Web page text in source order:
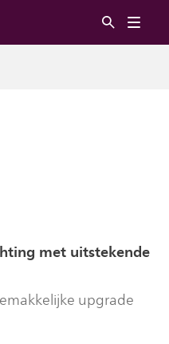
met uitstekende
upgrade